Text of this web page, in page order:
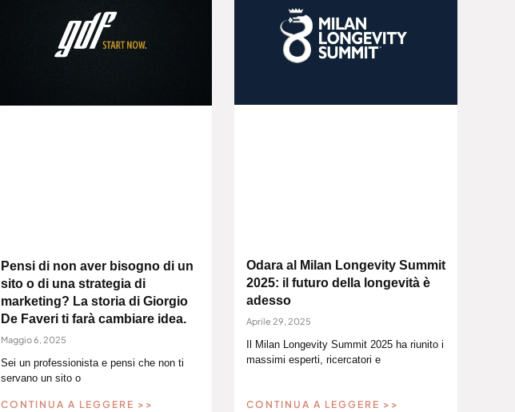
Pensi di non aver bisogno di un
sito o di una strategia di
marketing? La storia di Giorgio
De Faveri ti farà cambiare idea.
Maggio 6, 2025
Sei un professionista e pensi che non ti
servano un sito o
CONTINUA A LEGGERE >>
Odara al Milan Longevity Summit
2025: il futuro della longevità è
adesso
Aprile 29, 2025
Il Milan Longevity Summit 2025 ha riunito i
massimi esperti, ricercatori e
CONTINUA A LEGGERE >>